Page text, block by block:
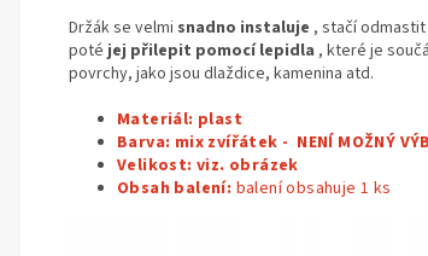
Držák se velmi snadno instaluje , stačí
poté jej přilepit pomocí lepidla , které je
povrchy, jako jsou dlaždice, kamenina atd.
Materiál: plast
Barva: mix zvířátek - NENÍ MOŽNÝ
Velikost: viz. obrázek
Obsah balení: balení obsahuje 1 ks